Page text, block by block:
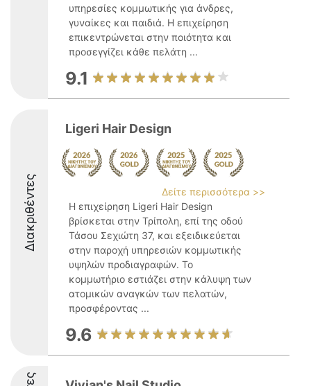
υπηρεσίες κομμωτικής για άνδρες,
γυναίκες και παιδιά. Η επιχείρηση
επικεντρώνεται στην ποιότητα και
προσεγγίζει κάθε πελάτη ...
9.1
Διακριθέντες
Ligeri Hair Design
Δείτε περισσότερα >>
Η επιχείρηση Ligeri Hair Design
βρίσκεται στην Τρίπολη, επί της οδού
Τάσου Σεχιώτη 37, και εξειδικεύεται
στην παροχή υπηρεσιών κομμωτικής
υψηλών προδιαγραφών. Το
κομμωτήριο εστιάζει στην κάλυψη των
ατομικών αναγκών των πελατών,
προσφέροντας ...
9.6